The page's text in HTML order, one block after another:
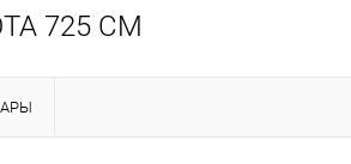
725 СМ